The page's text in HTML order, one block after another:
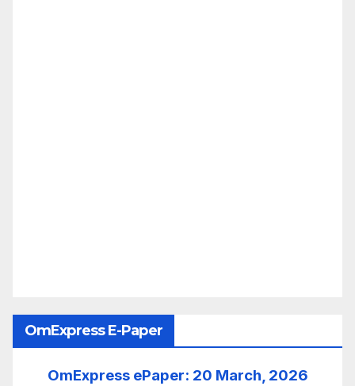
OmExpress E-Paper
OmExpress ePaper: 20 March, 2026